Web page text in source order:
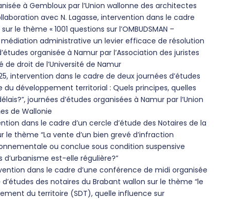
à Gembloux par l’Union wallonne des architectes
avec N. Lagasse, intervention dans le cadre
le thème « 1001 questions sur l’OMBUDSMAN –
administrative un levier efficace de résolution
organisée à Namur par l’Association des juristes
de droit de l’Université de Namur
intervention dans le cadre de deux journées d’études
du développement territorial : Quels principes, quelles
journées d’études organisées à Namur par l’Union
de Wallonie
dans le cadre d’un cercle d’étude des Notaires de la
le thème “La vente d’un bien grevé d’infraction
ou conclue sous condition suspensive
d’urbanisme est-elle régulière?”
dans le cadre d’une conférence de midi organisée
des notaires du Brabant wallon sur le thème “le
du territoire (SDT), quelle influence sur